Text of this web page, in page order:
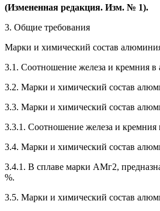
(Измененная редакция. Изм. № 1).
3. Общие требования
Марки и химический состав
3.1. Соотношение железа и кремния
3.2. Марки и химический состав
3.3. Марки и химический состав
3.3.1. Соотношение железа и
3.4. Марки и химический состав
3.4.1. В сплаве марки АМг2,
%.
3.5. Марки и химический состав